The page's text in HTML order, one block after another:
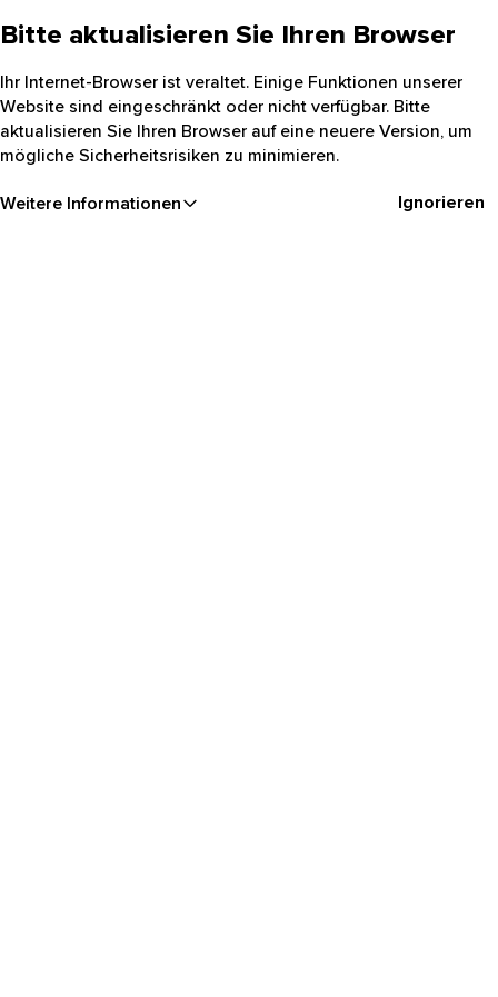
Bitte aktualisieren Sie Ihren Browser
Ihr Internet-Browser ist veraltet. Einige Funktionen unserer
Website sind eingeschränkt oder nicht verfügbar. Bitte
aktualisieren Sie Ihren Browser auf eine neuere Version, um
mögliche Sicherheitsrisiken zu minimieren.
Weitere Informationen Ignorieren